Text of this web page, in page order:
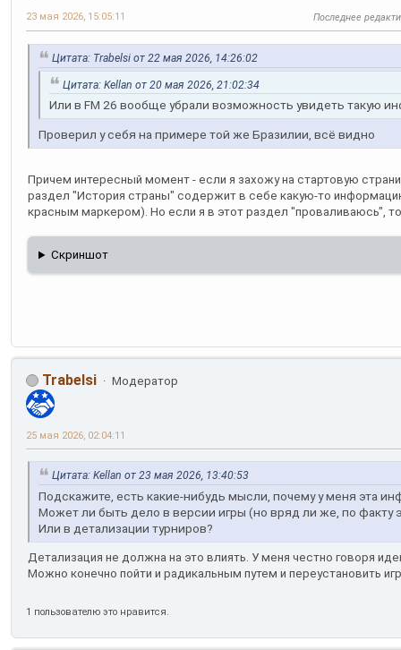
23 мая 2026, 15:05:11 Последнее
Цитата: Trabelsi от 22 мая 2026, 14:26:02
Цитата: Kellan от 20 мая 2026, 21:02:34
Или в FM 26 вообще убрали возможность увидеть такую
Проверил у себя на примере той же Бразилии, всё видно
Причем интересный момент - если я захожу на стартовую
раздел "История страны" содержит в себе какую-то
красным маркером). Но если я в этот раздел "проваливаюсь",
Скриншот
Trabelsi Модератор
25 мая 2026, 02:04:11
Цитата: Kellan от 23 мая 2026, 13:40:53
Подскажите, есть какие-нибудь мысли, почему у меня эта
Может ли быть дело в версии игры (но вряд ли же, по факту
Или в детализации турниров?
Детализация не должна на это влиять. У меня честно говоря
Можно конечно пойти и радикальным путем и переустановить
1 пользователю это нравится.